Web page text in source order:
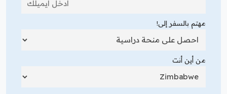
مهتم بالسفر إلى!
من أين أنت